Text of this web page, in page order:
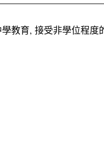
教育, 接受非學位程度